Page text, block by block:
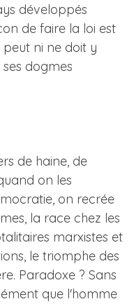
développés
de faire la loi est
ni ne doit y
dogmes
de haine, de
on les
on recrée
la race chez les
marxistes et
le triomphe des
Paradoxe ? Sans
que l'homme